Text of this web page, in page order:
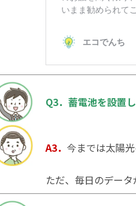
Q3．蓄電池を設置
A3． 今までは太陽
ただ、毎日のデー